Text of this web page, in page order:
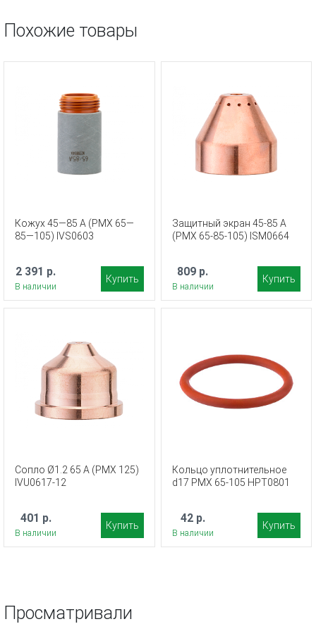
Похожие товары
Кожух 45—85 А (PMX 65—
85—105) IVS0603
2 391 р.
В наличии
Купить
Защитный экран 45-85 А
(PMX 65-85-105) ISM0664
809 р.
В наличии
Купить
Сопло Ø1.2 65 A (PMX 125)
IVU0617-12
401 р.
В наличии
Купить
Кольцо уплотнительное
d17 PMX 65-105 HPT0801
42 р.
В наличии
Купить
Просматривали